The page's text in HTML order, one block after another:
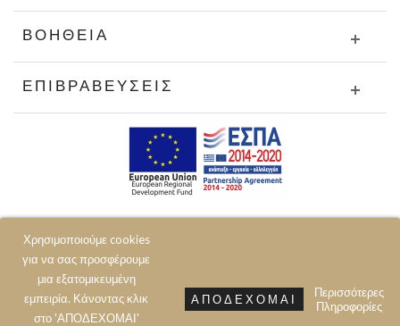
Χρησιμοποιούμε cookies
για να σας προσφέρουμε
μια εξατομικευμένη
εμπειρία. Κάνοντας κλικ
στο 'ΑΠΟΔΕΧΟΜΑΙ'
ΑΠΟΔΈΧΟΜΑΙ
Περισσότερες
Πληροφορίες
ΒΟΉΘΕΙΑ
ΕΠΙΒΡΑΒΕΎΣΕΙΣ
© 2020 JOIN CLOTHES SA. ALL RIGHTS RESERVED